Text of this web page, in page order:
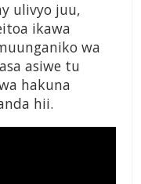
ulivyo juu,
ikawa
wa
asiwe tu
hakuna
hii.